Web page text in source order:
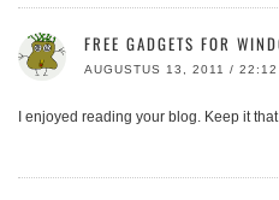
FREE GADGETS FOR
AUGUSTUS 13, 2011 / 22:12
I enjoyed reading your blog. Keep it